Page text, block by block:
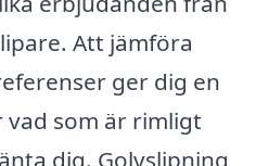
Att jämföra
ger dig en
som är rimligt
dig. Golvslipning